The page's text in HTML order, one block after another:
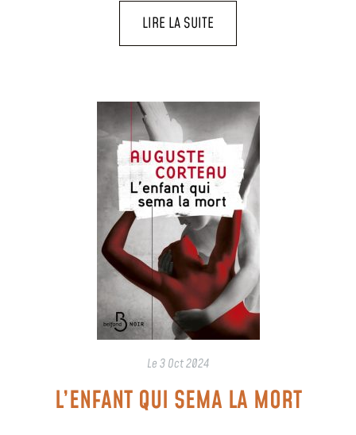
LIRE LA SUITE
Le3 Oct 2024
L’ENFANT QUI SEMA LA MORT